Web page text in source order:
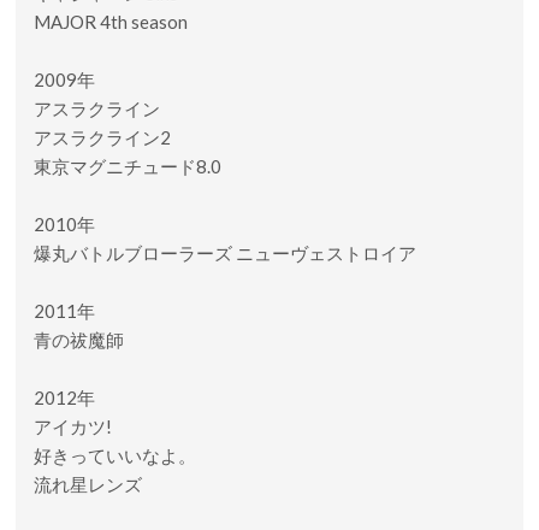
MAJOR 4th season
2009年
アスラクライン
アスラクライン2
東京マグニチュード8.0
2010年
爆丸バトルブローラーズ ニューヴェストロイア
2011年
青の祓魔師
2012年
アイカツ!
好きっていいなよ。
流れ星レンズ